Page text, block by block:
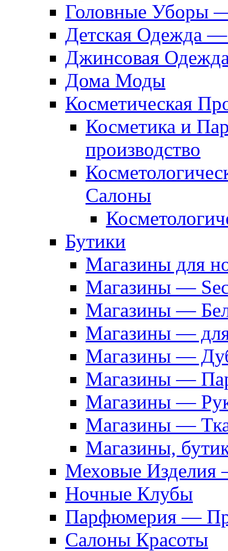
Головные Уборы
Детская Одежда
Джинсовая
Дома Моды
Косметическая
Косметика и
производство
Салоны
Бутики
Магазины для
Магазины —
Магазины —
Магазины —
Магазины —
Магазины —
Магазины —
Магазины —
Магазины,
Меховые Изделия
Ночные Клубы
Парфюмерия —
Салоны Красоты